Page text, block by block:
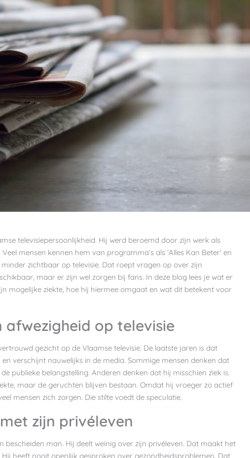
televisiepersoonlijkheid. Hij werd beroemd door zijn werk als
mensen kennen hem van programma’s als ‘Alles Kan Beter’ en
minder zichtbaar op televisie. Dat roept vragen op over zijn
maar er zijn wel zorgen bij fans. In deze blog lees je wat er
mogelijke ziekte, hoe hij hiermee omgaat en wat dit betekent voor
afwezigheid op televisie
gezicht op de Vlaamse televisie. De laatste jaren is dat
verschijnt nauwelijks in de media. Sommige mensen denken dat
publieke belangstelling. Anderen denken dat hij misschien ziek is.
maar de geruchten blijven bestaan. Omdat hij vroeger zo actief
mensen zich zorgen. Die stilte voedt de speculatie.
zijn privéleven
bescheiden man. Hij deelt weinig over zijn privéleven. Dat maakt het
heeft nooit openlijk gesproken over gezondheidsproblemen. Dat